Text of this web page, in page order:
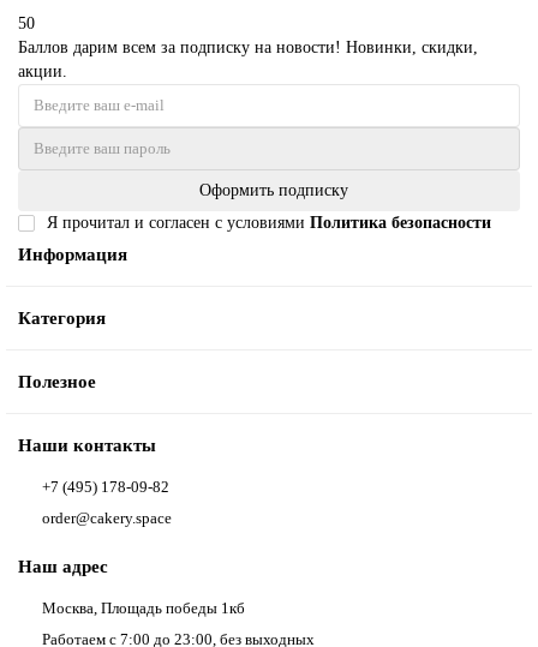
50
Баллов дарим всем за подписку на новости! Новинки, скидки,
акции.
Оформить подписку
Я прочитал и согласен с условиями Политика безопасности
Информация
Категория
Полезное
Наши контакты
+7 (495) 178-09-82
order@cakery.space
Наш адрес
Москва, Площадь победы 1кб
Работаем с 7:00 до 23:00, без выходных